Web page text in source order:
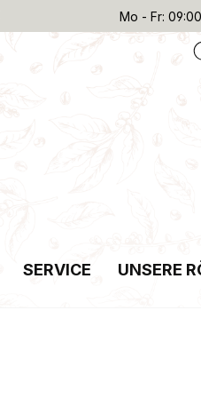
Mo - Fr:
SERVICE UNSERE